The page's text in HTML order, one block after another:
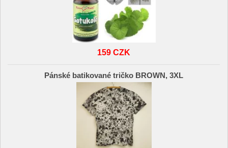
159 CZK
Pánské batikované tričko BROWN, 3XL